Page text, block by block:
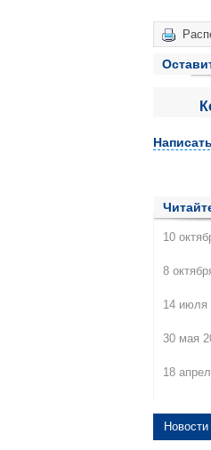
10
8
14 июля
30 мая
18
Новости